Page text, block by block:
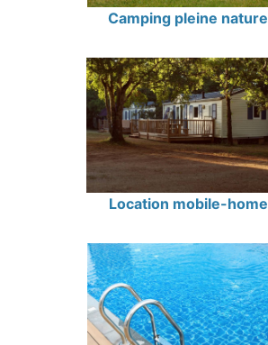
Camping pleine nature
Location mobile-home